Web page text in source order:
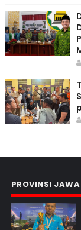
PROVINSI